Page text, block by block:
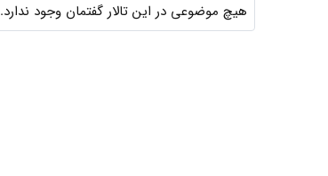
هیچ موضوعی در این تالار گفتمان وجود ندارد.